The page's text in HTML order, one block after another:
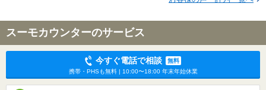
スーモカウンターのサービス
今すぐ電話で相談
無料
携帯・PHSも無料 | 10:00〜18:00 年末年始休業